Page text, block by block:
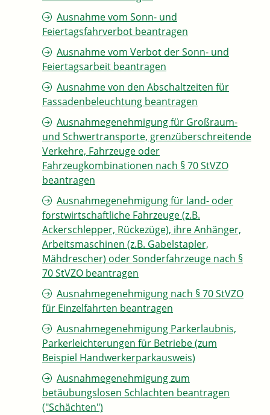
Ausnahme vom Sonn- und
Feiertagsfahrverbot beantragen
Ausnahme vom Verbot der Sonn- und
Feiertagsarbeit beantragen
Ausnahme von den Abschaltzeiten für
Fassadenbeleuchtung beantragen
Ausnahmegenehmigung für Großraum-
und Schwertransporte, grenzüberschreitende
Verkehre, Fahrzeuge oder
Fahrzeugkombinationen nach § 70 StVZO
beantragen
Ausnahmegenehmigung für land- oder
forstwirtschaftliche Fahrzeuge (z.B.
Ackerschlepper, Rückezüge), ihre Anhänger,
Arbeitsmaschinen (z.B. Gabelstapler,
Mähdrescher) oder Sonderfahrzeuge nach §
70 StVZO beantragen
Ausnahmegenehmigung nach § 70 StVZO
für Einzelfahrten beantragen
Ausnahmegenehmigung Parkerlaubnis,
Parkerleichterungen für Betriebe (zum
Beispiel Handwerkerparkausweis)
Ausnahmegenehmigung zum
betäubungslosen Schlachten beantragen
("Schächten")